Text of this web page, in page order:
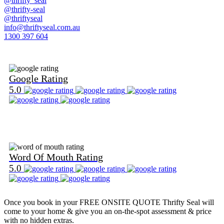
@thrifty-seal
@thriftyseal
info@thriftyseal.com.au
1300 397 604
Google Rating
5.0
Word Of Mouth Rating
5.0
Once you book in yourFREE ONSITE QUOTE Thrifty Seal will
come to your home & give you an on-the-spot assessment & price
with no hidden extras.